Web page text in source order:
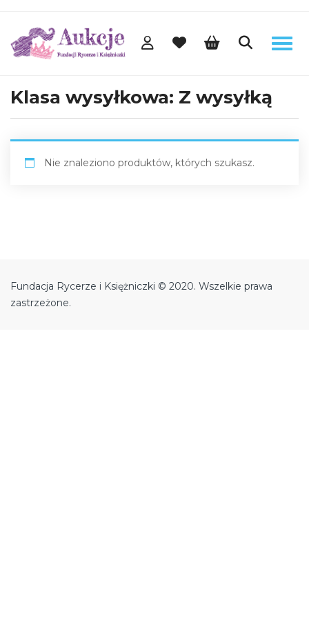
Klasa wysyłkowa: Z wysyłką
Nie znaleziono produktów, których szukasz.
Fundacja Rycerze i Księżniczki © 2020. Wszelkie prawa
zastrzeżone.